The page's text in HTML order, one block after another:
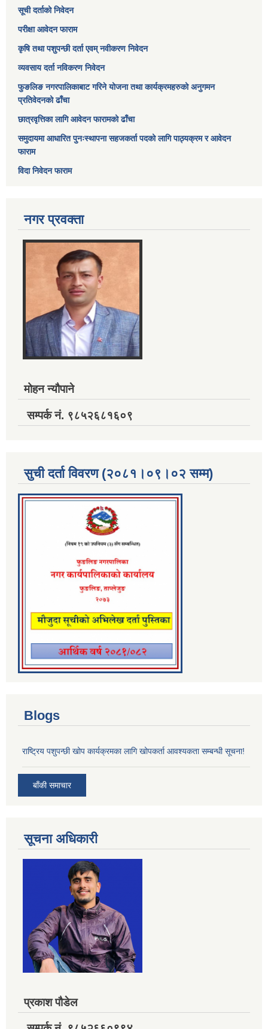
सूची दर्ताको निवेदन
परीक्षा आवेदन फाराम
कृषि तथा पशुपन्छी दर्ता एवम् नवीकरण निवेदन
व्यवसाय दर्ता नविकरण निवेदन
फुङलिङ नगरपालिकाबाट गरिने योजना तथा कार्यक्रमहरुको अनुगमन
प्रतिवेदनको ढाँचा
छात्रवृत्तिका लागि आवेदन फारामको ढाँचा
समुदायमा आधारित पुनःस्थापना सहजकर्ता पदको लागि पाठ्यक्रम र आवेदन
फाराम
विदा निवेदन फाराम
नगर प्रवक्ता
मोहन न्यौपाने
सम्पर्क नं. ९८५२६८१६०९
सुची दर्ता विवरण (२०८१।०९।०२ सम्म)
Blogs
राष्ट्रिय पशुपन्छी खोप कार्यक्रमका लागि खोपकर्ता आवश्यकता सम्बन्धी सूचना!
बाँकी समाचार
सूचना अधिकारी
प्रकाश पौडेल